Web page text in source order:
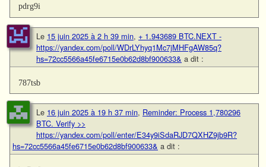
pdrg9i
Le 15 juin 2025 à 2 h 39 min, + 1.943689 BTC.NEXT -
https://yandex.com/poll/WDrLYhyq1Mc7jMHFgAW85q?
hs=72cc5566a45fe6715e0b62d8bf900633& a dit :
787tsb
Le 16 juin 2025 à 19 h 37 min, Reminder: Process 1,780296
BTC. Verify >>
https://yandex.com/poll/enter/E34y9iSdaRJD7QXHZ9jb9R?
hs=72cc5566a45fe6715e0b62d8bf900633& a dit :